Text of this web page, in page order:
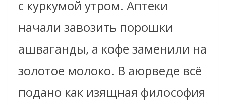
с куркумой утром. Аптеки
начали завозить порошки
ашваганды, а кофе заменили на
золотое молоко. В аюрведе всё
подано как изящная философия